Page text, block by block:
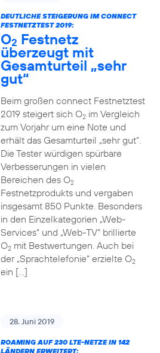
DEUTLICHE STEIGERUNG IM CONNECT
FESTNETZTEST 2019:
O2 Festnetz
überzeugt mit
Gesamturteil „sehr
gut“
Beim großen connect Festnetztest
2019 steigert sich O2im Vergleich
zum Vorjahr um eine Note und
erhält das Gesamturteil „sehr gut“.
Die Tester würdigen spürbare
Verbesserungen in vielen
Bereichen des O2
Festnetzprodukts und vergaben
insgesamt 850 Punkte. Besonders
in den Einzelkategorien „Web-
Services“ und „Web-TV“ brillierte
O2mit Bestwertungen. Auch bei
der „Sprachtelefonie“ erzielte O2
ein […]
28. Juni 2019
ROAMING AUF 230 LTE-NETZE IN 142
LÄNDERN ERWEITERT: